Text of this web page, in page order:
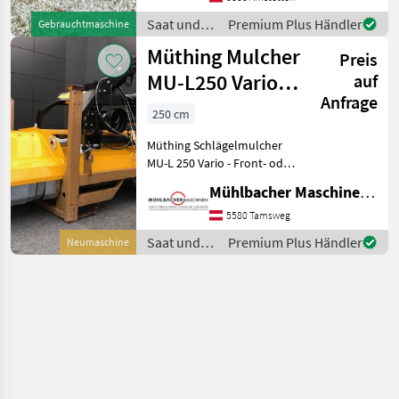
Gebrauchtmaschine
780kg Eigengewicht *
Dreipunktbock Kat 2 für
Front und Heckan
Saat und
Pflege /
Müthing
Premium Plus Händler
Neumaschine
Müthing Mulcher
MU-L250 Vario
Front- oder Heck
Preis
auf
Anfrage
250 cm
Müthing Schlägelmulcher
MU-L 250 Vario - Front- oder
Kat. I + II - Getriebe mit
Freilauf und Durchtrieb für
540 U/min -
Keilriemenschut
Mühlbacher Maschinen GmbH
5580 Tamsweg
Saat und
Pflege /
Premium Plus Händler